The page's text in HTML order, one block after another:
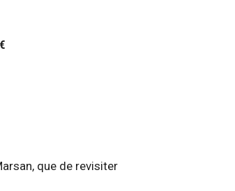
que de revisiter